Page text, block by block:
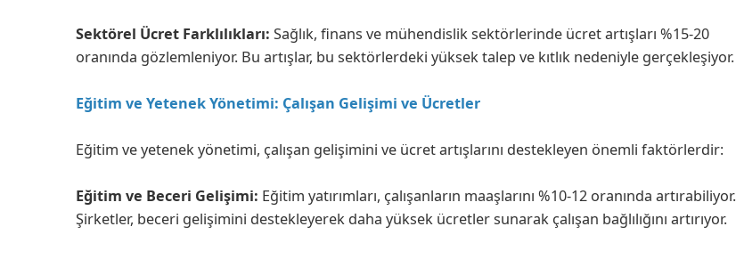
Sektörel Ücret Farklılıkları: Sağlık, finans ve mühendislik sektörlerinde ücret artışları %15-20
oranında gözlemleniyor. Bu artışlar, bu sektörlerdeki yüksek talep ve kıtlık nedeniyle gerçekleşiyor.
Eğitim ve Yetenek Yönetimi: Çalışan Gelişimi ve Ücretler
Eğitim ve yetenek yönetimi, çalışan gelişimini ve ücret artışlarını destekleyen önemli faktörlerdir:
Eğitim ve Beceri Gelişimi: Eğitim yatırımları, çalışanların maaşlarını %10-12 oranında artırabiliyor.
Şirketler, beceri gelişimini destekleyerek daha yüksek ücretler sunarak çalışan bağlılığını artırıyor.